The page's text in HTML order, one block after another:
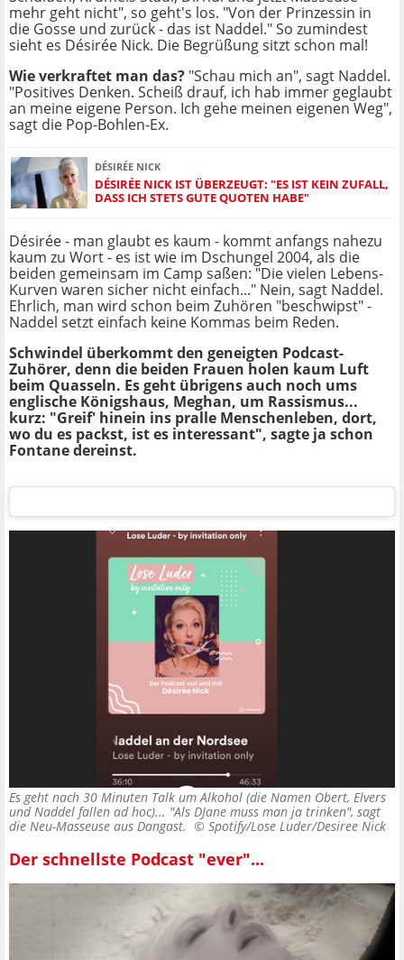
mehr geht nicht", so geht's los. "Von der Prinzessin in
die Gosse und zurück - das ist Naddel." So zumindest
sieht es Désirée Nick. Die Begrüßung sitzt schon mal!
Wie verkraftet man das? "Schau mich an", sagt Naddel.
"Positives Denken. Scheiß drauf, ich hab immer geglaubt
an meine eigene Person. Ich gehe meinen eigenen Weg",
sagt die Pop-Bohlen-Ex.
DÉSIRÉE NICK
DÉSIRÉE NICK IST ÜBERZEUGT: "ES IST KEIN ZUFALL,
DASS ICH STETS GUTE QUOTEN HABE"
Désirée - man glaubt es kaum - kommt anfangs nahezu
kaum zu Wort - es ist wie im Dschungel 2004, als die
beiden gemeinsam im Camp saßen: "Die vielen Lebens-
Kurven waren sicher nicht einfach..." Nein, sagt Naddel.
Ehrlich, man wird schon beim Zuhören "beschwipst" -
Naddel setzt einfach keine Kommas beim Reden.
Schwindel überkommt den geneigten Podcast-
Zuhörer, denn die beiden Frauen holen kaum Luft
beim Quasseln. Es geht übrigens auch noch ums
englische Königshaus, Meghan, um Rassismus...
kurz: "Greif' hinein ins pralle Menschenleben, dort,
wo du es packst, ist es interessant", sagte ja schon
Fontane dereinst.
Es geht nach 30 Minuten Talk um Alkohol (die Namen Obert, Elvers
und Naddel fallen ad hoc)... "Als DJane muss man ja trinken", sagt
die Neu-Masseuse aus Dangast. © Spotify/Lose Luder/Desiree Nick
Der schnellste Podcast "ever"...